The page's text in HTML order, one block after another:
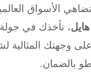
الأسواق
، نأخذك في
وجهتك المثالية
بالضمان.